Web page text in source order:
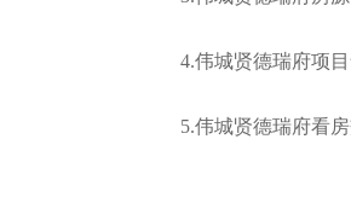
4.伟城贤德瑞府项目
5.伟城贤德瑞府看房